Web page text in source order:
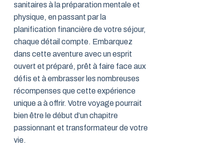
sanitaires à la préparation mentale et
physique, en passant par la
planification financière de votre séjour,
chaque détail compte. Embarquez
dans cette aventure avec un esprit
ouvert et préparé, prêt à faire face aux
défis et à embrasser les nombreuses
récompenses que cette expérience
unique a à offrir. Votre voyage pourrait
bien être le début d’un chapitre
passionnant et transformateur de votre
vie.